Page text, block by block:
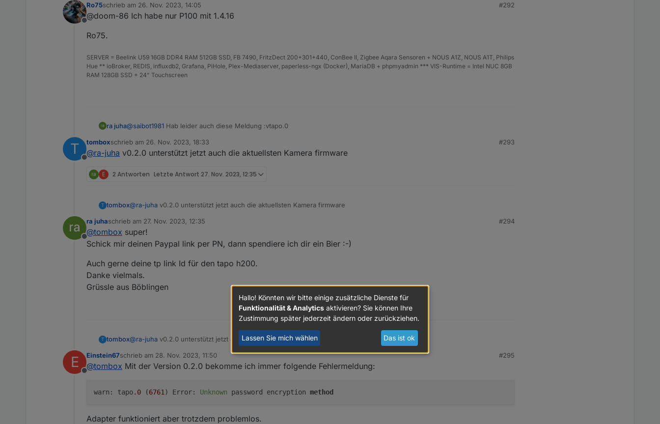
Der einzige Unterschied ist eben die Firmware. Bei 3 ist die aktuelle drauf, dort bekomme ich den Fehler und bei der einen
noch die alte Firmware, diese funktioniert.
Offline
Ro75schrieb am 26. Nov. 2023, 14:05
zuletzt editiert von
#292
@doom-86 Ich habe nur P100 mit 1.4.16
Ro75.
SERVER = Beelink U59 16GB DDR4 RAM 512GB SSD, FB 7490, FritzDect 200+301+440, ConBee II, Zigbee Aqara Sensoren + NOUS A1Z, NOUS A1T, Philips
Hue ** ioBroker, REDIS, influxdb2, Grafana, PiHole, Plex-Mediaserver, paperless-ngx (Docker), MariaDB + phpmyadmin *** VIS-Runtime = Intel NUC 8GB
RAM 128GB SSD + 24" Touchscreen
ra juha@saibot1981 Hab leider auch diese Meldung :vtapo.0
2023-11-22 21:28:16.315 error Error: Unable to find token in response, probably your credentials are not valid. Please make
sure you set your TAPO Cloud password
T
Offline
tomboxschrieb am 26. Nov. 2023, 18:33
zuletzt editiert von
#293
@ra-juha v0.2.0 unterstützt jetzt auch die aktuellsten Kamera firmware
E 2 Antworten Letzte Antwort 27. Nov. 2023, 12:35
T tombox@ra-juha v0.2.0 unterstützt jetzt auch die aktuellsten Kamera firmware
Offline
ra juhaschrieb am 27. Nov. 2023, 12:35
zuletzt editiert von
#294
@tombox super!
Schick mir deinen Paypal link per PN, dann spendiere ich dir ein Bier :-)
Auch gerne deine tp link Id für den tapo h200.
Danke vielmals.
Grüssle aus Böblingen
T tombox@ra-juha v0.2.0 unterstützt jetzt auch die aktuellsten Kamera firmware
E
Offline
Einstein67schrieb am 28. Nov. 2023, 11:50
zuletzt editiert von
#295
@tombox Mit der Version 0.2.0 bekomme ich immer folgende Fehlermeldung:
warn: tapo.0 (6761 ) Error: Unknown password encryption method
Adapter funktioniert aber trotzdem problemlos.
Hallo! Könnten wir bitte einige zusätzliche Dienste für
Funktionalität & Analytics aktivieren? Sie können Ihre
Zustimmung später jederzeit ändern oder zurückziehen.
Lassen Sie mich wählen Das ist ok